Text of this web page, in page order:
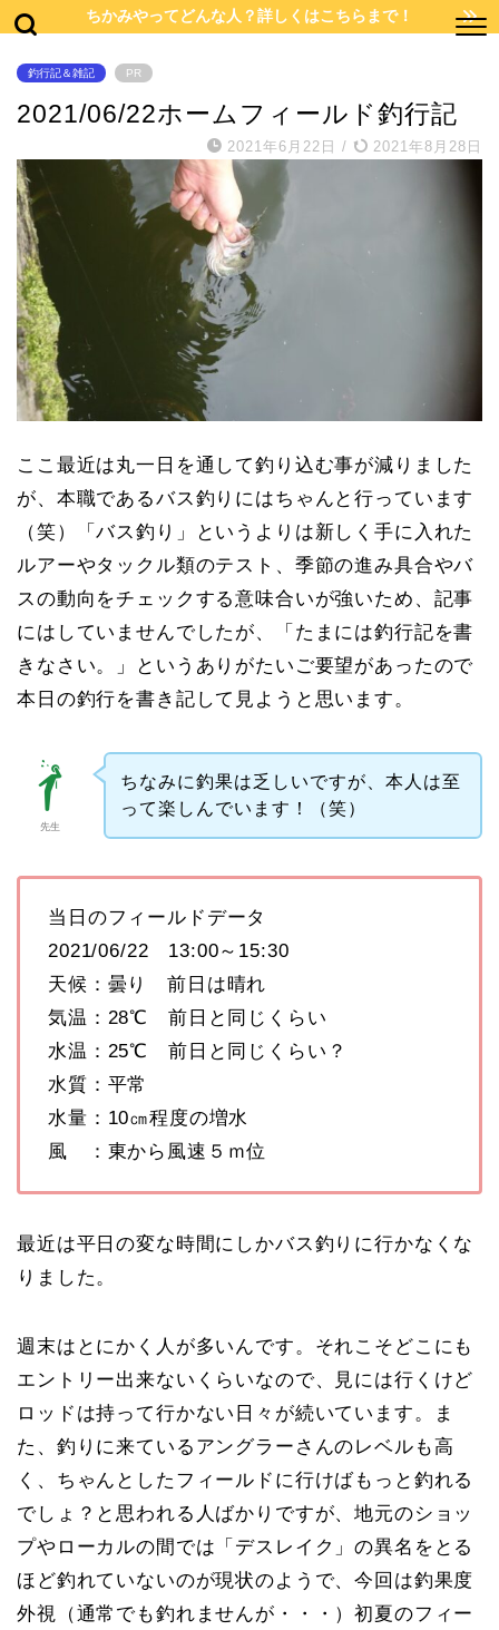
ちかみやってどんな人？詳しくはこちらまで！
釣行記＆雑記 PR
2021/06/22ホームフィールド釣行記
2021年6月22日 / 2021年8月28日
ここ最近は丸一日を通して釣り込む事が減りました
が、本職であるバス釣りにはちゃんと行っています
（笑）「バス釣り」というよりは新しく手に入れた
ルアーやタックル類のテスト、季節の進み具合やバ
スの動向をチェックする意味合いが強いため、記事
にはしていませんでしたが、「たまには釣行記を書
きなさい。」というありがたいご要望があったので
本日の釣行を書き記して見ようと思います。
先生
ちなみに釣果は乏しいですが、本人は至
って楽しんでいます！（笑）
当日のフィールドデータ
2021/06/22 13:00～15:30
天候：曇り 前日は晴れ
気温：28℃ 前日と同じくらい
水温：25℃ 前日と同じくらい？
水質：平常
水量：10㎝程度の増水
風 ：東から風速５ｍ位
最近は平日の変な時間にしかバス釣りに行かなくな
りました。
週末はとにかく人が多いんです。それこそどこにも
エントリー出来ないくらいなので、見には行くけど
ロッドは持って行かない日々が続いています。ま
た、釣りに来ているアングラーさんのレベルも高
く、ちゃんとしたフィールドに行けばもっと釣れる
でしょ？と思われる人ばかりですが、地元のショッ
プやローカルの間では「デスレイク」の異名をとる
ほど釣れていないのが現状のようで、今回は釣果度
外視（通常でも釣れませんが・・・）初夏のフィー